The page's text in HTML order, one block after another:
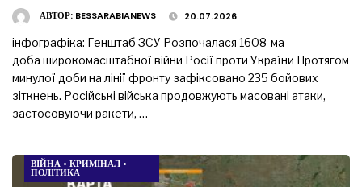
АВТОР: BESSARABIANEWS 20.07.2026
інфографіка: Генштаб ЗСУ Розпочалася 1608-ма
доба широкомасштабної війни Росії проти України Протягом
минулої доби на лінії фронту зафіксовано 235 бойових
зіткнень. Російські війська продовжують масовані атаки,
застосовуючи ракети, …
ВІЙНА • КРИМІНАЛ •
ПОЛІТИКА